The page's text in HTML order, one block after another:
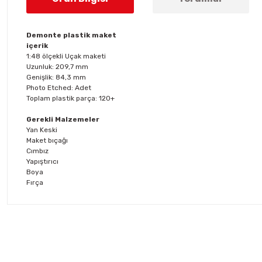
Demonte plastik maket
içerik
1:48 ölçekli Uçak maketi
Uzunluk: 209,7 mm
Genişlik: 84,3 mm
Photo Etched: Adet
Toplam plastik parça: 120+
Gerekli Malzemeler
Yan Keski
Maket bıçağı
Cımbız
Yapıştırıcı
Boya
Fırça